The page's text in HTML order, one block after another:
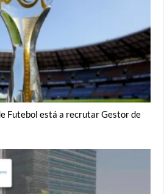
Futebol está a recrutar Gestor de